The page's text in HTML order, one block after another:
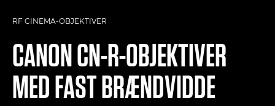
RF CINEMA-OBJEKTIVER
CANONCN-R-OBJEKTIVER
MED FAST BRÆNDVIDDE